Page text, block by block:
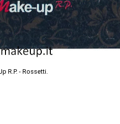
R.P. - Rossetti.